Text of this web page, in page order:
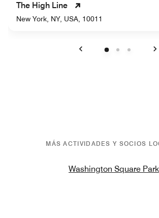
The High Line
New York, NY, USA, 10011
MÁS ACTIVIDADES Y SOCIOS
Washington Square Park